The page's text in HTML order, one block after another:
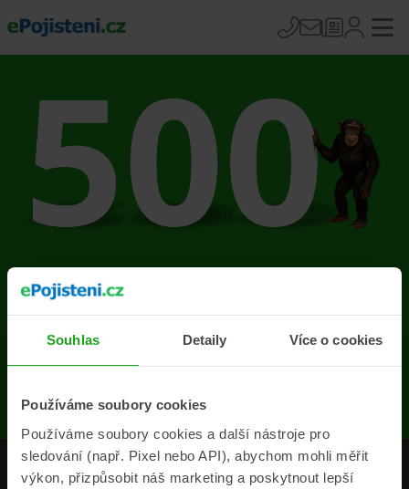
Souhlas Detaily Více o cookies
Používáme soubory cookies
Používáme soubory cookies a další nástroje pro
sledování (např. Pixel nebo API), abychom mohli měřit
výkon, přizpůsobit náš marketing a poskytnout lepší
Na stránce se vyskytla
chyba
Produkty